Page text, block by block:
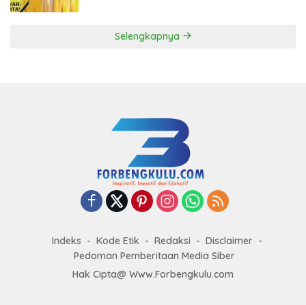
Selengkapnya
Indeks Kode Etik Redaksi
Disclaimer
Pedoman Pemberitaan Media Siber
Hak Cipta@ Www.Forbengkulu.com